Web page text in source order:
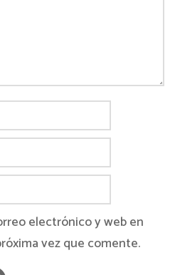
electrónico y web en
vez que comente.